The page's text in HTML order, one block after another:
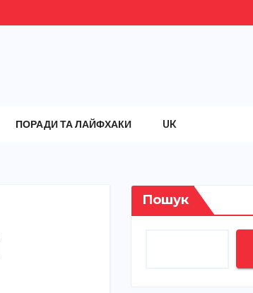
ПОРАДИ ТА ЛАЙФХАКИ UK
Пошук